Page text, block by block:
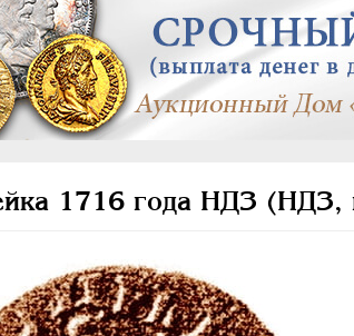
1716 года НДЗ (НДЗ,